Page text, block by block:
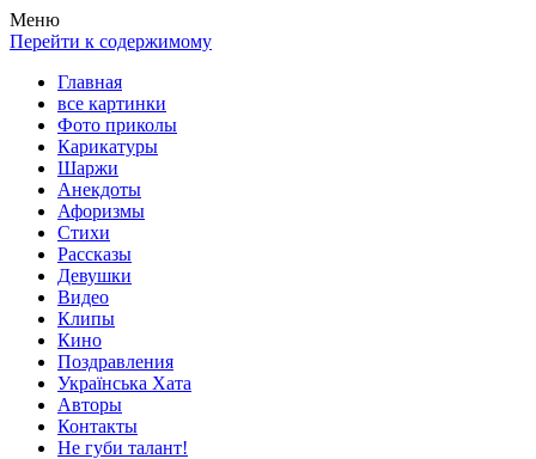
Весела хата — прикольные картинки, смешные истории,
клипы!
Покажем всем ваши фото приколы, карикатуры, шаржи, стихи,
рассказы, видео и песни!
Меню
Перейти к содержимому
Главная
все картинки
Фото приколы
Карикатуры
Шаржи
Анекдоты
Афоризмы
Стихи
Рассказы
Девушки
Видео
Клипы
Кино
Поздравления
Українська Хата
Авторы
Контакты
Не губи талант!